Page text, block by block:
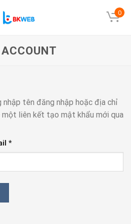
0
nhập tên đăng nhập hoặc địa chỉ
một liên kết tạo mật khẩu mới qua
*Bắt
buộc